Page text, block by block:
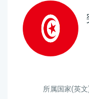
所属国家(英